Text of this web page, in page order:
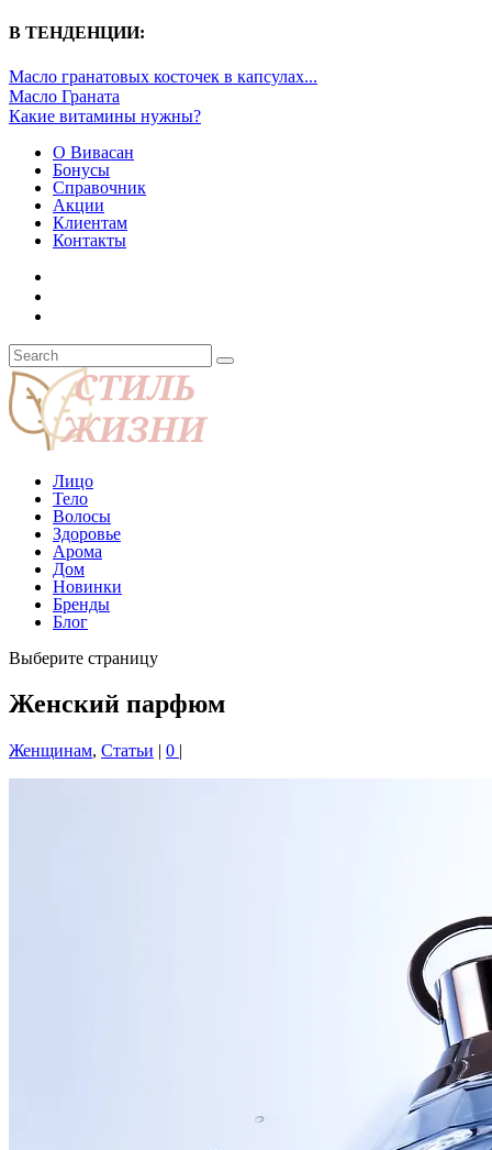
В ТЕНДЕНЦИИ:
Масло гранатовых косточек в капсулах...
Масло Граната
Какие витамины нужны?
О Вивасан
Бонусы
Справочник
Акции
Клиентам
Контакты
Лицо
Тело
Волосы
Здоровье
Арома
Дом
Новинки
Бренды
Блог
Выберите страницу
Женский парфюм
Женщинам, Статьи | 0 |